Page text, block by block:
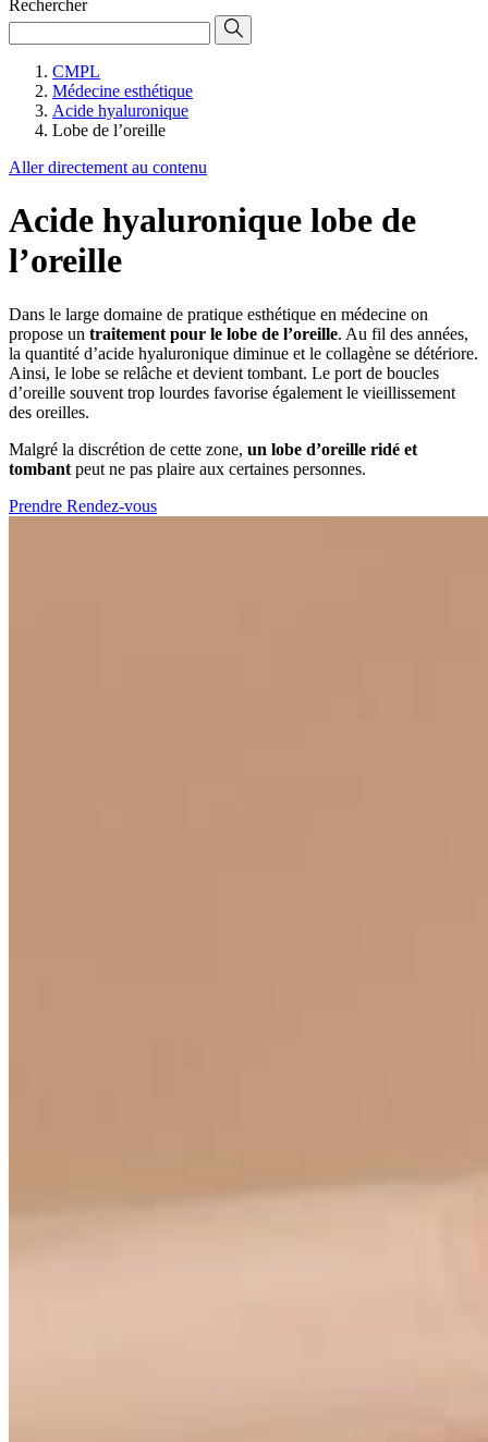
Rechercher
CMPL
Médecine esthétique
Acide hyaluronique
Lobe de l’oreille
Aller directement au contenu
Acide hyaluronique lobe de
l’oreille
Dans le large domaine de pratique esthétique en médecine on
propose un traitement pour le lobe de l’oreille. Au fil des années,
la quantité d’acide hyaluronique diminue et le collagène se détériore.
Ainsi, le lobe se relâche et devient tombant. Le port de boucles
d’oreille souvent trop lourdes favorise également le vieillissement
des oreilles.
Malgré la discrétion de cette zone, un lobe d’oreille ridé et
tombant peut ne pas plaire aux certaines personnes.
Prendre Rendez-vous